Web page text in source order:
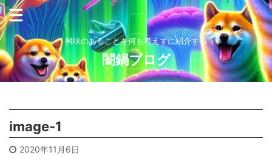
興味のあることを何も考えずに紹介する
闇鍋ブログ
image-1
2020年11月6日